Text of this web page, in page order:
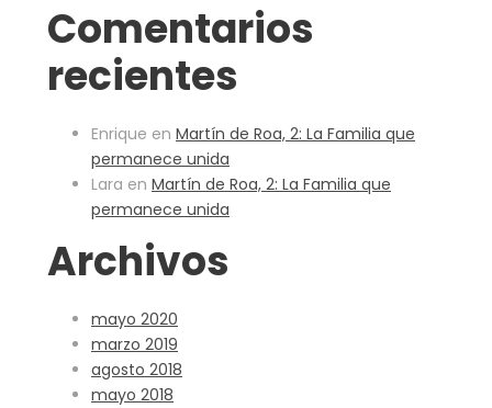
Comentarios
recientes
Enrique en Martín de Roa, 2: La Familia que
permanece unida
Lara en Martín de Roa, 2: La Familia que
permanece unida
Archivos
mayo 2020
marzo 2019
agosto 2018
mayo 2018